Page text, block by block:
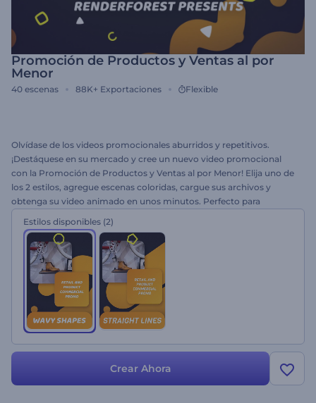
Promoción de Productos y Ventas al por
Menor
40 escenas 88K+ Exportaciones Flexible
Olvídase de los videos promocionales aburridos y repetitivos.
¡Destáquese en su mercado y cree un nuevo video promocional
con la Promoción de Productos y Ventas al por Menor! Elija uno de
los 2 estilos, agregue escenas coloridas, cargue sus archivos y
obtenga su video animado en unos minutos. Perfecto para
videos de marketing o anuncios y mucho más. Haga que la
industria de los negocios sea colorida, ¡pruébelo hoy mismo!
Estilos disponibles (2)
Crear Ahora